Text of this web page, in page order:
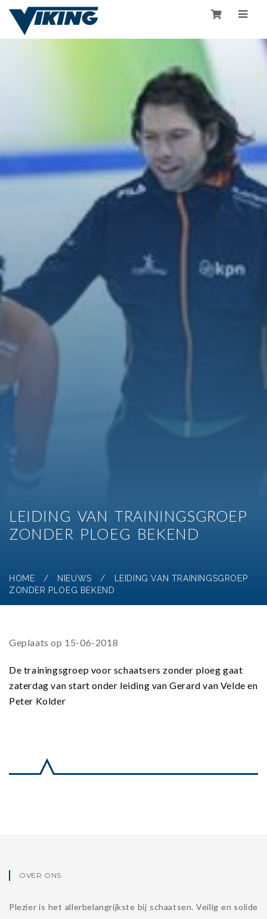
LEIDING VAN TRAININGSGROEP
ZONDER PLOEG BEKEND
HOME / NIEUWS /
LEIDING VAN TRAININGSGROEP
ZONDER PLOEG BEKEND
Geplaats op 15-06-2018
De trainingsgroep voor schaatsers zonder ploeg gaat
zaterdag van start onder leiding van Gerard van Velde en
Peter Kolder
OVER ONS
Plezier is het allerbelangrijkste bij schaatsen. Veilig en solide